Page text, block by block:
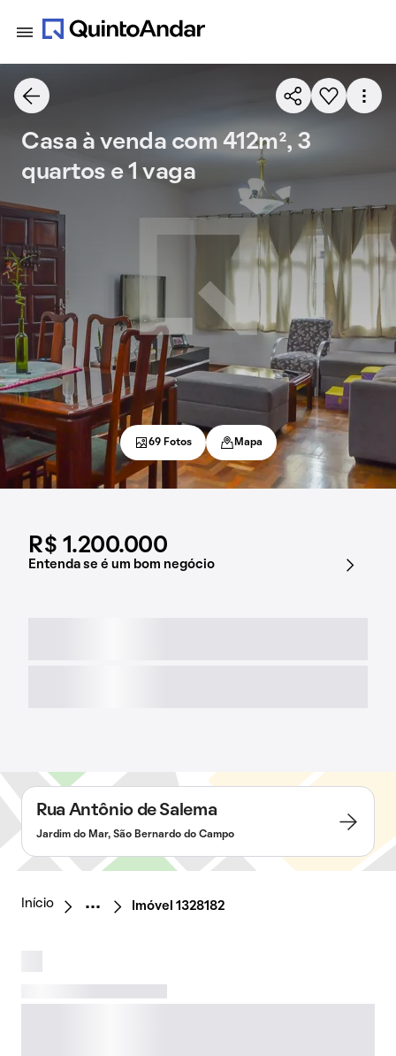
R$ 1.200.000
Entenda se é um bom negócio
Casa à venda com 412m², 3
quartos e 1 vaga
69 Fotos Mapa
Rua Antônio de Salema
Jardim do Mar, São Bernardo do Campo
Início Imóvel 1328182